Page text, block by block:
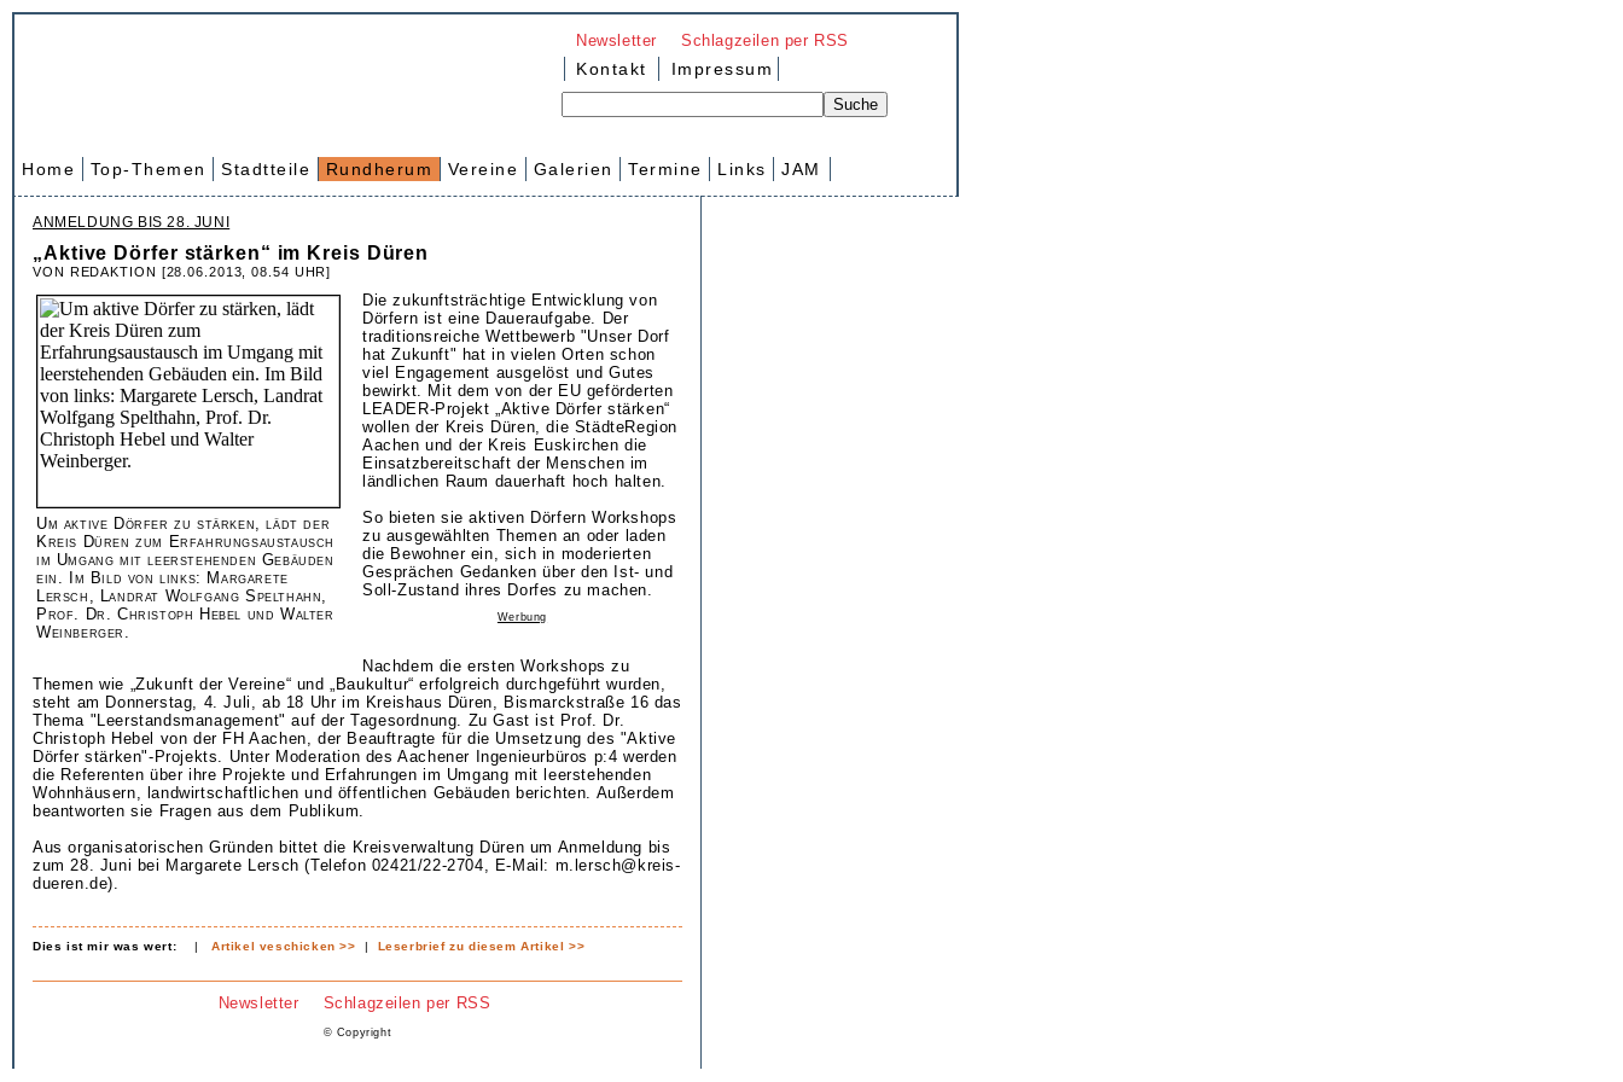
Newsletter Schlagzeilen per RSS
Kontakt Impressum
Home Top-Themen Stadtteile Rundherum Vereine Galerien Termine Links JAM
ANMELDUNG BIS 28. JUNI
„Aktive Dörfer stärken“ im Kreis Düren
VON REDAKTION [28.06.2013, 08.54 UHR]
Um aktive Dörfer zu stärken, lädt der
Kreis Düren zum Erfahrungsaustausch
im Umgang mit leerstehenden Gebäuden
ein. Im Bild von links: Margarete
Lersch, Landrat Wolfgang Spelthahn,
Prof. Dr. Christoph Hebel und Walter
Weinberger.
Die zukunftsträchtige Entwicklung von
Dörfern ist eine Daueraufgabe. Der
traditionsreiche Wettbewerb "Unser Dorf
hat Zukunft" hat in vielen Orten schon
viel Engagement ausgelöst und Gutes
bewirkt. Mit dem von der EU geförderten
LEADER-Projekt „Aktive Dörfer stärken“
wollen der Kreis Düren, die StädteRegion
Aachen und der Kreis Euskirchen die
Einsatzbereitschaft der Menschen im
ländlichen Raum dauerhaft hoch halten.
So bieten sie aktiven Dörfern Workshops
zu ausgewählten Themen an oder laden
die Bewohner ein, sich in moderierten
Gesprächen Gedanken über den Ist- und
Soll-Zustand ihres Dorfes zu machen.
Werbung
Nachdem die ersten Workshops zu
Themen wie „Zukunft der Vereine“ und „Baukultur“ erfolgreich durchgeführt wurden,
steht am Donnerstag, 4. Juli, ab 18 Uhr im Kreishaus Düren, Bismarckstraße 16 das
Thema "Leerstandsmanagement" auf der Tagesordnung. Zu Gast ist Prof. Dr.
Christoph Hebel von der FH Aachen, der Beauftragte für die Umsetzung des "Aktive
Dörfer stärken"-Projekts. Unter Moderation des Aachener Ingenieurbüros p:4 werden
die Referenten über ihre Projekte und Erfahrungen im Umgang mit leerstehenden
Wohnhäusern, landwirtschaftlichen und öffentlichen Gebäuden berichten. Außerdem
beantworten sie Fragen aus dem Publikum.
Aus organisatorischen Gründen bittet die Kreisverwaltung Düren um Anmeldung bis
zum 28. Juni bei Margarete Lersch (Telefon 02421/22-2704, E-Mail: m.lersch@kreis-
dueren.de).
Dies ist mir was wert: |Artikel veschicken >> | Leserbrief zu diesem Artikel >>
Newsletter Schlagzeilen per RSS
© Copyright